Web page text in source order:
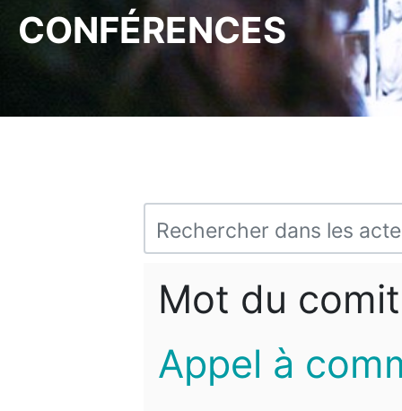
CONFÉRENCES
Mot du
Appel à